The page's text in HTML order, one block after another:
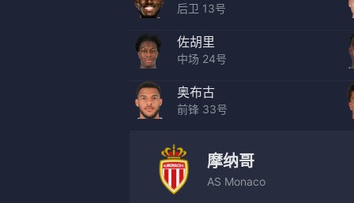
后卫 13号
佐胡里
中场 24号
奥布古
前锋 33号
摩纳哥
AS Monaco